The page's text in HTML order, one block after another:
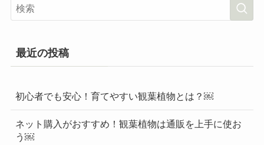
最近の投稿
初心者でも安心！育てやすい観葉植物とは？￼
ネット購入がおすすめ！観葉植物は通販を上手に使お
う￼